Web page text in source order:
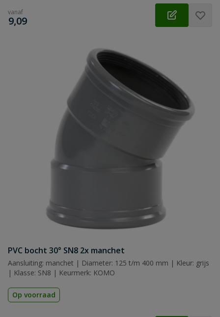
vanaf
€
9,09
PVC bocht 30° SN8 2x manchet
Aansluiting: manchet | Diameter: 125 t/m 400 mm | Kleur: grijs
| Klasse: SN8 | Keurmerk: KOMO
Op voorraad